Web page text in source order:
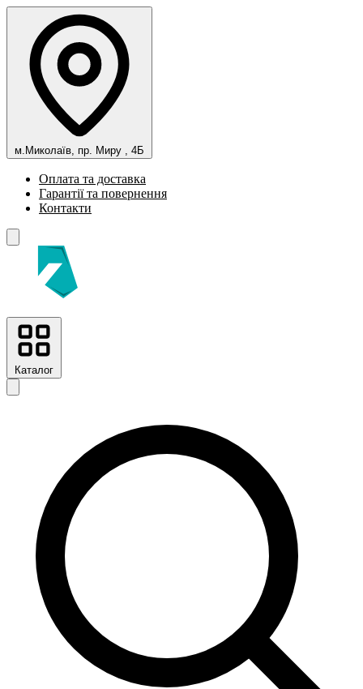
м.Миколаїв, пр. Миру , 4Б
Оплата та доставка
Гарантії та повернення
Контакти
Каталог